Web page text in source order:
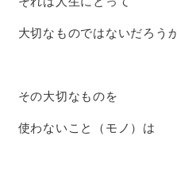
大切なものではないだろうか
その大切なものを
使わないこと（モノ）は